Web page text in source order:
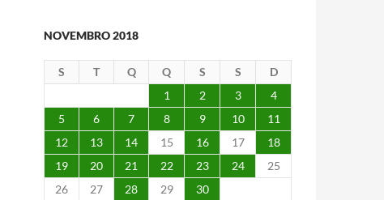
NOVEMBRO 2018
S T Q Q S S
D
1
2 3
4
5
6 7 8 9 10
11
12
13 14 15 16 17
18
19
20 21 22 23 24
25
26
27 28 29
30